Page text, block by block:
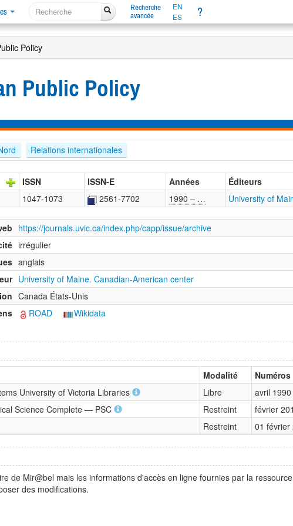
Recherche
avancée
EN
ES
?
Policy
Public Policy
Relations internationales
ISSN ISSN-E Années Éditeurs
1047-1073 2561-7702 1990 – … University of
https://journals.uvic.ca/index.php/capp/issue/archive
irrégulier
anglais
University of Maine. Canadian-American center
Canada États-Unis
ROAD Wikidata
Modalité Numéros
University of Victoria Libraries Libre
avril
Science Complete — PSC Restreint
février
Restreint 01
de Mir@bel mais les informations d'accès en ligne fournies par la ressource
des modifications.